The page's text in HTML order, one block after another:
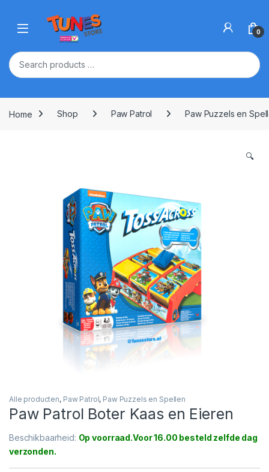
Open 0
Home Shop Paw Patrol Paw Puzzels en
🔍
Alle producten, Paw Patrol, Paw Puzzels en Spellen
Paw Patrol Boter Kaas en Eieren
Beschikbaarheid: Op voorraad